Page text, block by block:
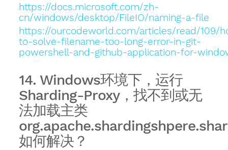
https://docs.microsoft.com/zh-
cn/windows/desktop/FileIO/naming-a-file
https://ourcodeworld.com/articles/read/109/
to-solve-filename-too-long-error-in-git-
powershell-and-github-application-for-
14. Windows环境下，运行
Sharding-Proxy，找不到或无
法加载主类
如何解决？